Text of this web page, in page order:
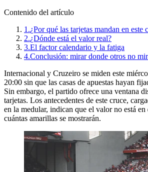
Contenido del artículo
1.¿Por qué las tarjetas mandan en este
2.¿Dónde está el valor real?
3.El factor calendario y la fatiga
4.Conclusión: mirar donde otros no
Internacional y Cruzeiro se miden este
20:00 sin que las casas de apuestas hayan
Sin embargo, el partido ofrece una ventana
tarjetas. Los antecedentes de este cruce,
en la medular, indican que el valor no está en
cuántas amarillas se mostrarán.